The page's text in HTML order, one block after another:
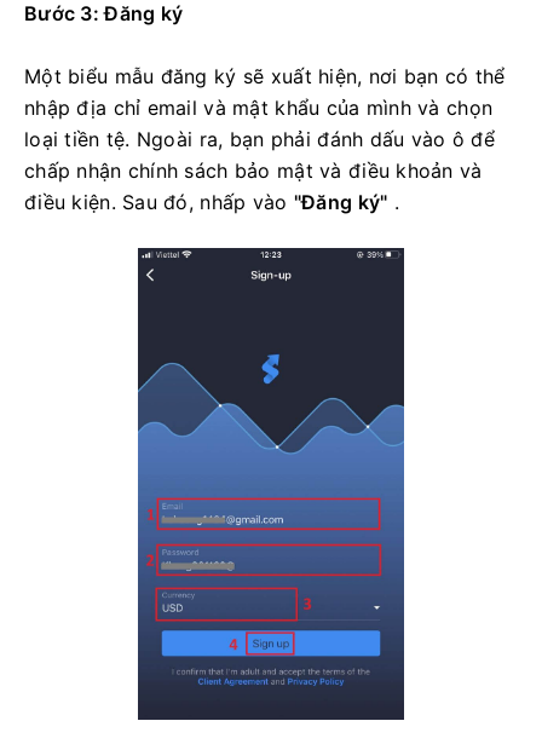
Bước 3: Đăng ký
Một biểu mẫu đăng ký sẽ xuất hiện, nơi bạn có thể
nhập địa chỉ email và mật khẩu của mình và chọn
loại tiền tệ. Ngoài ra, bạn phải đánh dấu vào ô để
chấp nhận chính sách bảo mật và điều khoản và
điều kiện. Sau đó, nhấp vào "Đăng ký" .